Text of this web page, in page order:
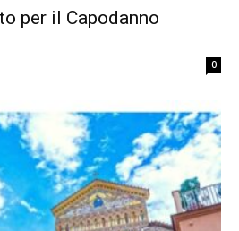
per il Capodanno
0